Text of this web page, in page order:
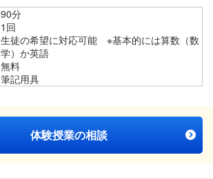
90分
1回
生徒の希望に対応可能 ※基本的には算数（数
学）か英語
無料
筆記用具
体験授業の相談